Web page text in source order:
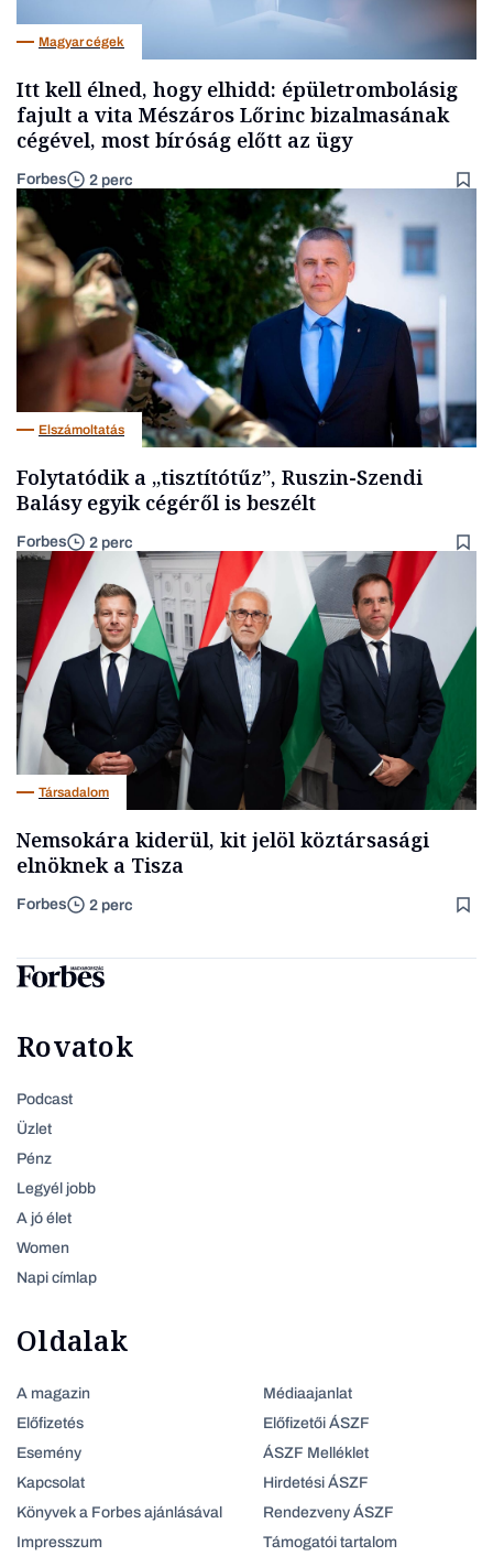
Magyar cégek
Itt kell élned, hogy elhidd: épületrombolásig
fajult a vita Mészáros Lőrinc bizalmasának
cégével, most bíróság előtt az ügy
Forbes 2 perc
Elszámoltatás
Folytatódik a „tisztítótűz”, Ruszin-Szendi
Balásy egyik cégéről is beszélt
Forbes 2 perc
Társadalom
Nemsokára kiderül, kit jelöl köztársasági
elnöknek a Tisza
Forbes 2 perc
Rovatok
Podcast
Üzlet
Pénz
Legyél jobb
A jó élet
Women
Napi címlap
Oldalak
A magazin
Előfizetés
Esemény
Kapcsolat
Könyvek a Forbes ajánlásával
Impresszum
Médiaajanlat
Előfizetői ÁSZF
ÁSZF Melléklet
Hirdetési ÁSZF
Rendezveny ÁSZF
Támogatói tartalom